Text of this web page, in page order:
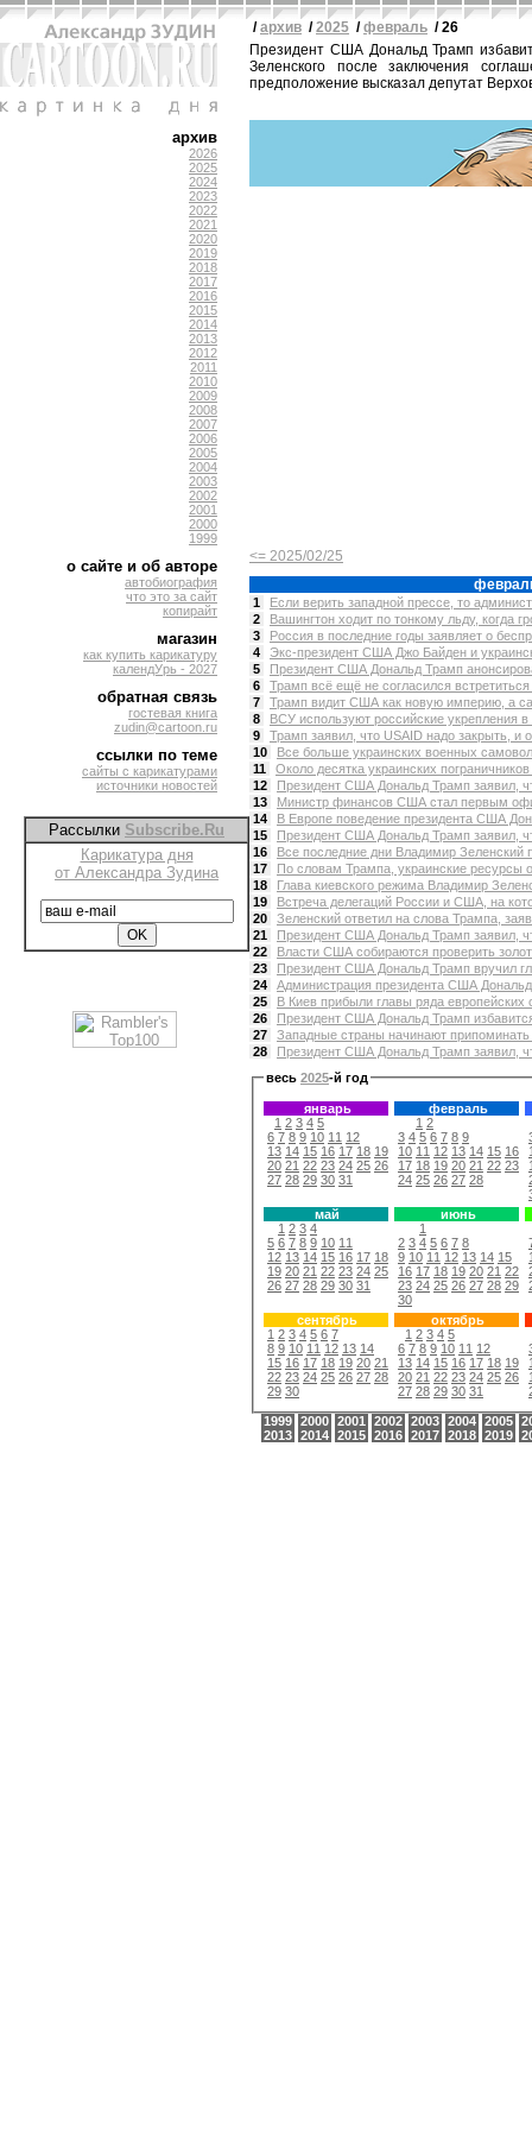
архив
2026
2025
2024
2023
2022
2021
2020
2019
2018
2017
2016
2015
2014
2013
2012
2011
2010
2009
2008
2007
2006
2005
2004
2003
2002
2001
2000
1999
о сайте и об авторе
автобиография
что это за сайт
копирайт
магазин
как купить карикатуру
календУрь - 2027
обратная связь
гостевая книга
zudin@cartoon.ru
ссылки по теме
сайты с карикатурами
источники новостей
Рассылки Subscribe.Ru
Карикатура дня
от Александра Зудина
/архив /2025 /февраль / 26
Президент США Дональд Трамп
Зеленского после заключения
предположение высказал депутат
<= 2025/02/25
1
Если верить западной прессе, то
2
Вашингтон ходит по тонкому льду, когда
3
Россия в последние годы заявляет о
4
Экс-президент США Джо Байден и
5
Президент США Дональд Трамп
6
Трамп всё ещё не согласился
7
Трамп видит США как новую империю, а
8
ВСУ используют российские укрепления
9
Трамп заявил, что USAID надо закрыть, и
10
Все больше украинских военных
11
Около десятка украинских
12
Президент США Дональд Трамп заявил,
13
Министр финансов США стал первым
14
В Европе поведение президента США
15
Президент США Дональд Трамп заявил,
16
Все последние дни Владимир Зеленский
17
По словам Трампа, украинские ресурсы
18
Глава киевского режима Владимир
19
Встреча делегаций России и США, на
20
Зеленский ответил на слова Трампа,
21
Президент США Дональд Трамп заявил,
22
Власти США собираются проверить
23
Президент США Дональд Трамп вручил
24
Администрация президента США
25
В Киев прибыли главы ряда европейских
26
Президент США Дональд Трамп
27
Западные страны начинают
28
Президент США Дональд Трамп заявил,
весь 2025-й год
январь
1 2 3 4 5
6 7 8 9 10 11 12
13 14 15 16 17 18 19
20 21 22 23 24 25 26
27 28 29 30 31
февраль
1 2
3 4 5 6 7 8 9
10 11 12 13 14 15 16
17 18 19 20 21 22 23
24 25 26 27 28
май
1 2 3 4
5 6 7 8 9 10 11
12 13 14 15 16 17 18
19 20 21 22 23 24 25
26 27 28 29 30 31
июнь
1
2 3 4 5 6 7 8
9 10 11 12 13 14 15
16 17 18 19 20 21 22
23 24 25 26 27 28 29
30
сентябрь
1 2 3 4 5 6 7
8 9 10 11 12 13 14
15 16 17 18 19 20 21
22 23 24 25 26 27 28
29 30
октябрь
1 2 3 4 5
6 7 8 9 10 11 12
13 14 15 16 17 18 19
20 21 22 23 24 25 26
27 28 29 30 31
1999 2000 2001 2002 2003 2004 2005
2013 2014 2015 2016 2017 2018 2019